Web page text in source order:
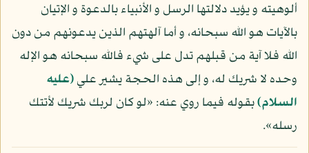
ألوهيته و يؤيد دلالتها الرسل و الأنبياء بالدعوة و الإتيان
بالآيات هو الله سبحانه، و أما آلهتهم الذين يدعونهم من دون
الله فلا آية من قبلهم تدل على شيء فالله سبحانه هو الإله
وحده لا شريك له، و إلى هذه الحجة يشير علي(عليه
السلام)بقوله فيما روي عنه: «لو كان لربك شريك لأتتك
رسله».